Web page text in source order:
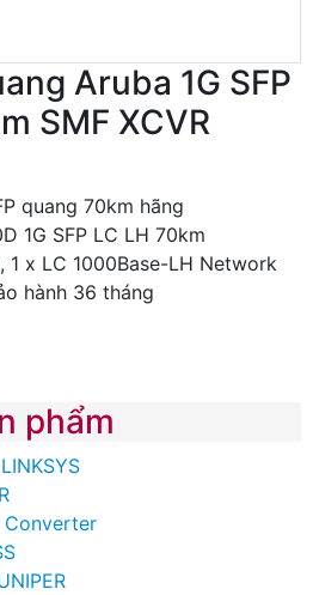
Aruba 1G SFP
SMF XCVR
quang 70km hãng
1G SFP LC LH 70km
1 x LC 1000Base-LH Network
hành 36 tháng
phẩm
Converter